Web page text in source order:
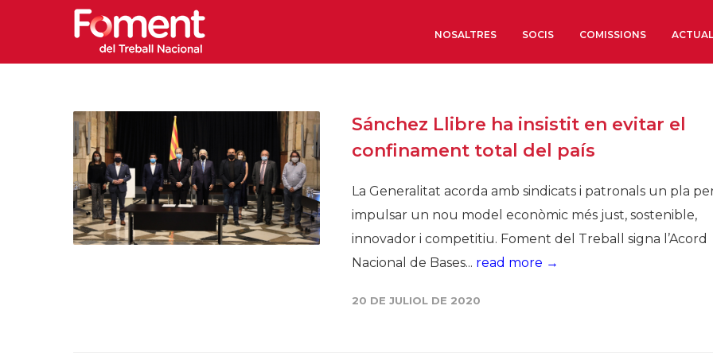
NOSALTRES
Òrgans de Govern
Òrgans Consultius
Estructura Executiva
Institut d’Estudis
Societat Barcelonesa
Econòmics i Socials
SOCIS COMISSIONS
Sánchez Llibre ha insistit en evitar el
confinament total del país
La Generalitat acorda amb sindicats i patronals un pla
impulsar un nou model econòmic més just, sostenible,
innovador i competitiu. Foment del Treball signa l’Acord
Nacional de Bases... read more →
20 DE JULIOL DE 2020